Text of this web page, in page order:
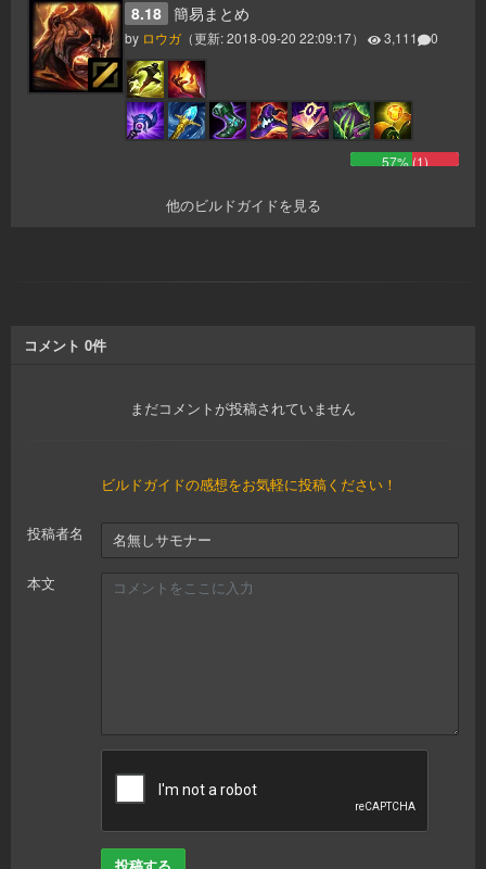
8.18 簡易まとめ
by ロウガ （更新:2018-09-20 22:09:17） 3,111 0
57% (1)
他のビルドガイドを見る
コメント 0件
まだコメントが投稿されていません
ビルドガイドの感想をお気軽に投稿ください！
投稿者名
本文
投稿する